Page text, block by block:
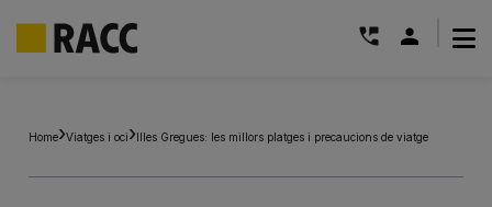
content
Home Viatges i oci Illes Gregues: les millors platges i precaucions de viatge